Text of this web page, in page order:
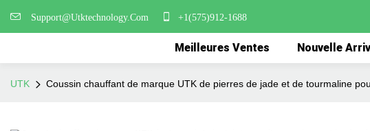
Support@Utktechnology.Com +1(575)912-1688
Meilleures Ventes Nouvelle
UTK Coussin chauffant de marque UTK de pierres de jade et de tourmaline